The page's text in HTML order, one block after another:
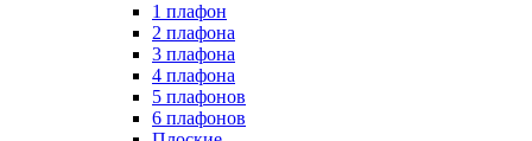
1 плафон
2 плафона
3 плафона
4 плафона
5 плафонов
6 плафонов